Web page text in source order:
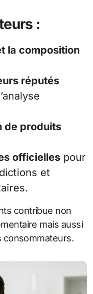
:
la composition
réputés
de produits
officielles pour
et
contribue non
mais aussi
consommateurs.